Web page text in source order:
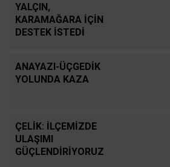
YALÇIN,
KARAMAĞARA İÇİN
DESTEK İSTEDİ
ANAYAZI-ÜÇGEDİK
YOLUNDA KAZA
ÇELİK: İLÇEMİZDE
ULAŞIMI
GÜÇLENDİRİYORUZ